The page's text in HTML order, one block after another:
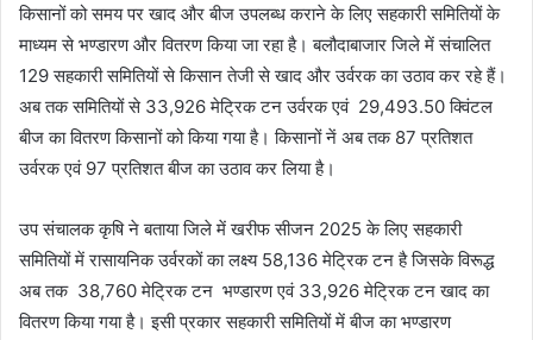
किसानों को समय पर खाद और बीज उपलब्ध कराने के लिए सहकारी समितियों के
माध्यम से भण्डारण और वितरण किया जा रहा है। बलौदाबाजार जिले में संचालित
129 सहकारी समितियों से किसान तेजी से खाद और उर्वरक का उठाव कर रहे हैं।
अब तक समितियों से 33,926 मेट्रिक टन उर्वरक एवं 29,493.50 क्विंटल
बीज का वितरण किसानों को किया गया है। किसानों नें अब तक 87 प्रतिशत
उर्वरक एवं 97 प्रतिशत बीज का उठाव कर लिया है।
उप संचालक कृषि ने बताया जिले में खरीफ सीजन 2025 के लिए सहकारी
समितियों में रासायनिक उर्वरकों का लक्ष्य 58,136 मेट्रिक टन है जिसके विरूद्ध
अब तक 38,760 मेट्रिक टन भण्डारण एवं 33,926 मेट्रिक टन खाद का
वितरण किया गया है। इसी प्रकार सहकारी समितियों में बीज का भण्डारण